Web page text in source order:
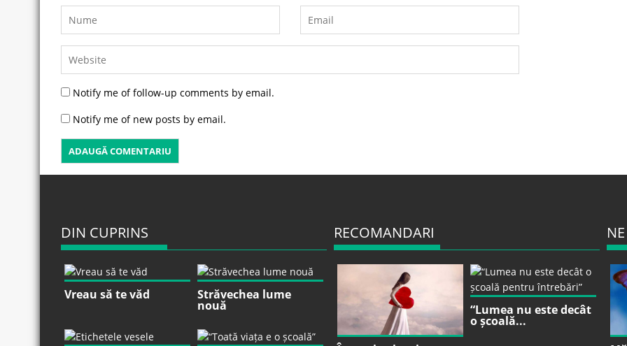
Notify me of follow-up comments by email.
Notify me of new posts by email.
DIN CUPRINS
Vreau să te văd Străvechea lume
nouă
RECOMANDARI
“Lumea nu este decât
o școală...